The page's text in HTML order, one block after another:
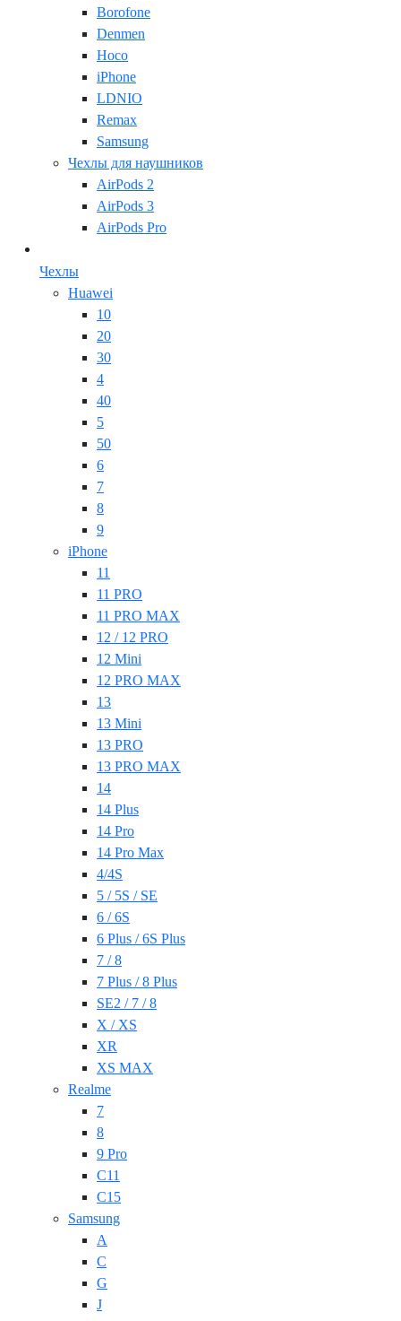
Borofone
Denmen
Hoco
iPhone
LDNIO
Remax
Samsung
Чехлы для наушников
AirPods 2
AirPods 3
AirPods Pro
Чехлы
Huawei
10
20
30
4
40
5
50
6
7
8
9
iPhone
11
11 PRO
11 PRO MAX
12 / 12 PRO
12 Mini
12 PRO MAX
13
13 Mini
13 PRO
13 PRO MAX
14
14 Plus
14 Pro
14 Pro Max
4/4S
5 / 5S / SE
6 / 6S
6 Plus / 6S Plus
7 / 8
7 Plus / 8 Plus
SE2 / 7 / 8
X / XS
XR
XS MAX
Realme
7
8
9 Pro
C11
C15
Samsung
A
C
G
J